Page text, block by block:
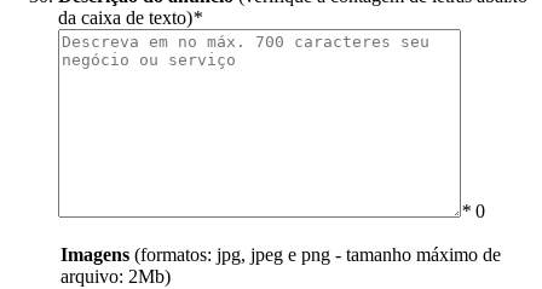
da caixa de texto)*
* 0
Imagens (formatos: jpg, jpeg e png - tamanho máximo de
arquivo: 2Mb)